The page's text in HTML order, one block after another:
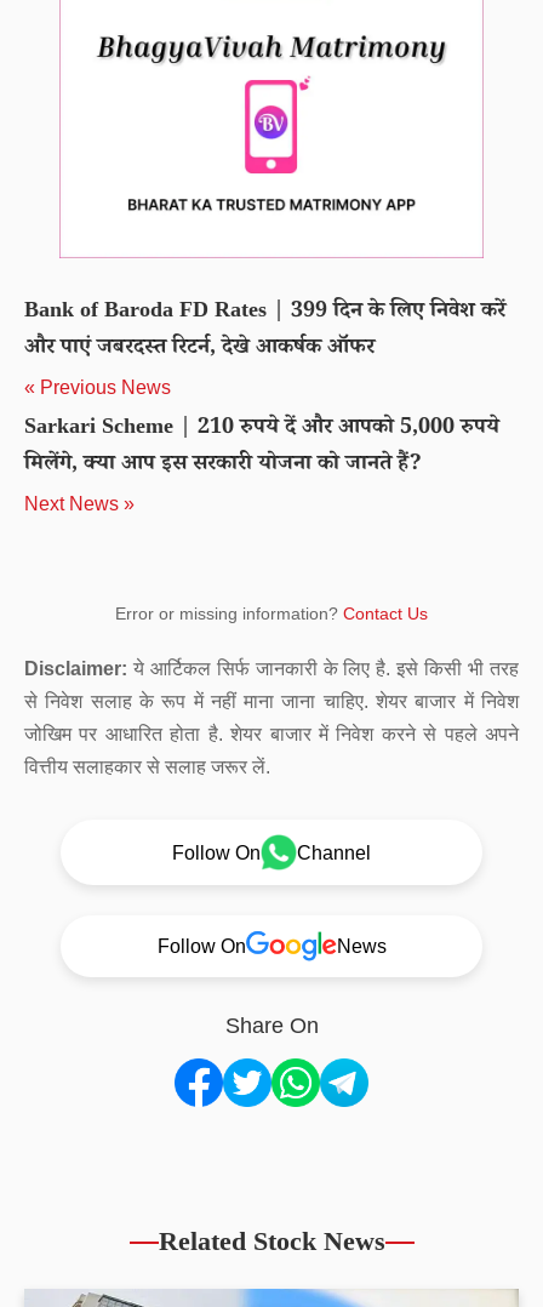
Bank of Baroda FD Rates | 399 दिन के लिए निवेश करें
और पाएं जबरदस्त रिटर्न, देखे आकर्षक ऑफर
« Previous News
Sarkari Scheme | 210 रुपये दें और आपको 5,000 रुपये
मिलेंगे, क्या आप इस सरकारी योजना को जानते हैं?
Next News »
Error or missing information? Contact Us
Disclaimer: ये आर्टिकल सिर्फ जानकारी के लिए है. इसे किसी भी तरह
से निवेश सलाह के रूप में नहीं माना जाना चाहिए. शेयर बाजार में निवेश
जोखिम पर आधारित होता है. शेयर बाजार में निवेश करने से पहले अपने
वित्तीय सलाहकार से सलाह जरूर लें.
Follow On Channel
Follow On News
Share On
Related Stock News